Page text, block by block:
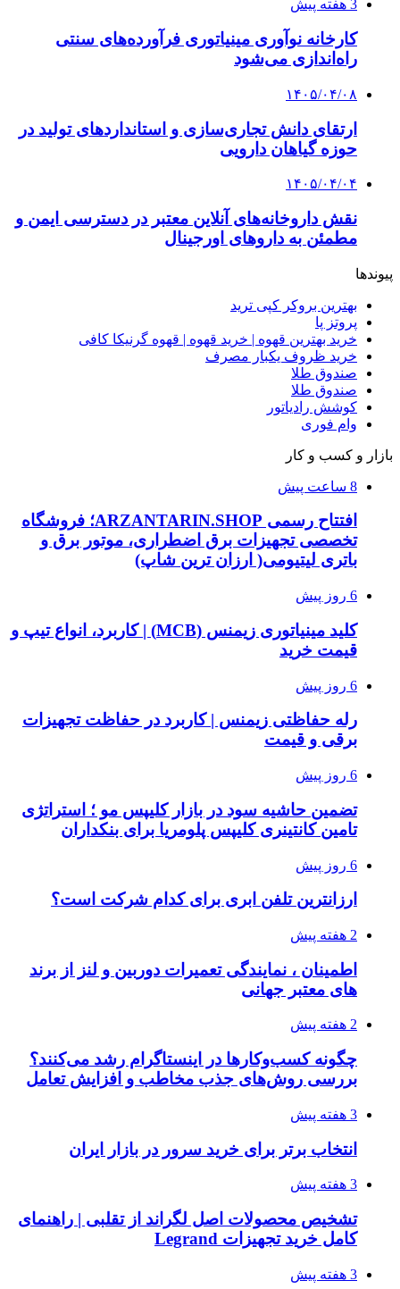
3 هفته پیش
کارخانه نوآوری مینیاتوری فرآورده‌های سنتی
راه‌اندازی می‌شود
۱۴۰۵/۰۴/۰۸
ارتقای دانش تجاری‌سازی و استانداردهای تولید در
حوزه گیاهان دارویی
۱۴۰۵/۰۴/۰۴
نقش داروخانه‌های آنلاین معتبر در دسترسی ایمن و
مطمئن به داروهای اورجینال
پیوندها
بهترین بروکر کپی ترید
پروتز پا
خرید بهترین قهوه | خرید قهوه | قهوه گرنیکا کافی
خرید ظروف یکبار مصرف
صندوق طلا
صندوق طلا
کوشش رادیاتور
وام فوری
بازار و کسب و کار
8 ساعت پیش
افتتاح رسمی ARZANTARIN.SHOP؛ فروشگاه
تخصصی تجهیزات برق اضطراری، موتور برق و
باتری لیتیومی( ارزان ترین شاپ)
6 روز پیش
کلید مینیاتوری زیمنس (MCB) | کاربرد، انواع تیپ و
قیمت خرید
6 روز پیش
رله حفاظتی زیمنس | کاربرد در حفاظت تجهیزات
برقی و قیمت
6 روز پیش
تضمین حاشیه سود در بازار کلیپس مو ؛ استراتژی
تامین کانتینری کلیپس پلومریا برای بنکداران
6 روز پیش
ارزانترین تلفن ابری برای کدام شرکت است؟
2 هفته پیش
اطمینان ، نمایندگی تعمیرات دوربین و لنز از برند
های معتبر جهانی
2 هفته پیش
چگونه کسب‌وکارها در اینستاگرام رشد می‌کنند؟
بررسی روش‌های جذب مخاطب و افزایش تعامل
3 هفته پیش
انتخاب برتر برای خرید سرور در بازار ایران
3 هفته پیش
تشخیص محصولات اصل لگراند از تقلبی | راهنمای
کامل خرید تجهیزات Legrand
3 هفته پیش